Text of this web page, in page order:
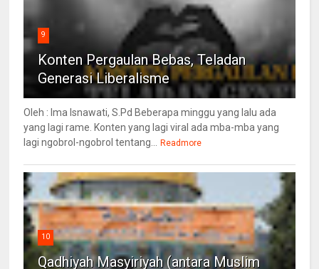
9
Konten Pergaulan Bebas, Teladan
Generasi Liberalisme
Oleh : Ima Isnawati, S.Pd Beberapa minggu yang lalu ada
yang lagi rame. Konten yang lagi viral ada mba-mba yang
lagi ngobrol-ngobrol tentang... Readmore
10
Qadhiyah Masyiriyah (antara Muslim